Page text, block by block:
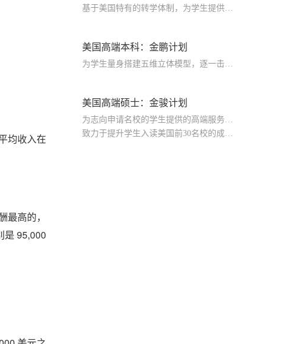
均收入在
高的，
是 95,000
基于美国特有的转学体制，为学生提供包括学术、领导力、职业等在内的长时段服务，让学生既获得名校录取，又有读完名校的实力
美国高端本科：金鹏计划
为学生量身搭建五维立体模型，逐一击破痛点，致力于提高美国TOP30本科录取成功率
美国高端硕士：金骏计划
为志向申请名校的学生提供的高端服务产品
致力于提升学生入读美国前30名校的成功率